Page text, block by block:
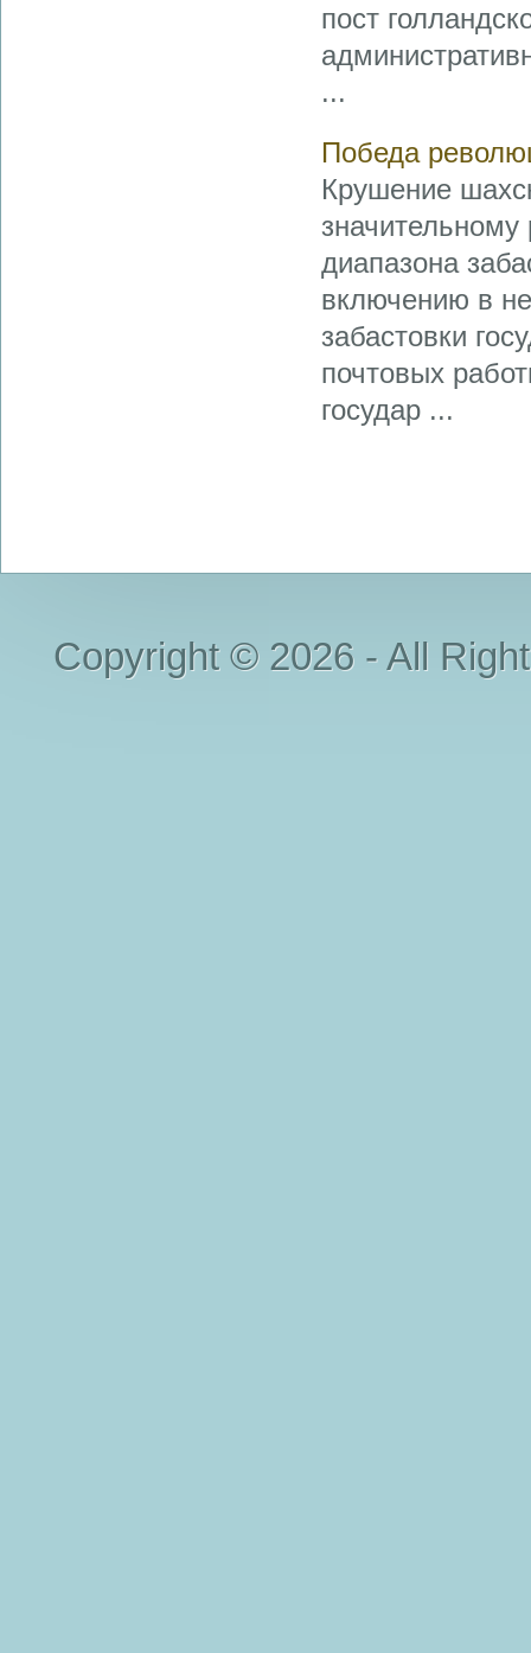
пост
...
Победа
Крушение
диапазона
включению в
забастовки
почтовых
государ ...
Copyright © 2026 - All